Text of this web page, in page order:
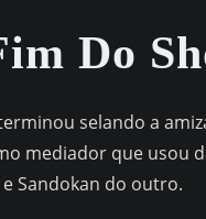
Do
selando a
mediador que usou
Sandokan do outro.